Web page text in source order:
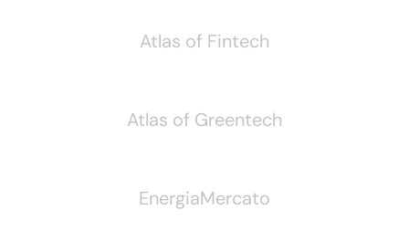
Atlas of Fintech
Atlas of Greentech
EnergiaMercato